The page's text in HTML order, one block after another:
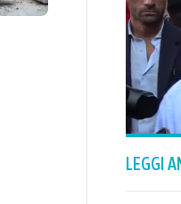
LEGGI